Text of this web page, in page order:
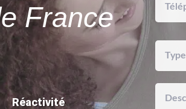
France
Réactivité